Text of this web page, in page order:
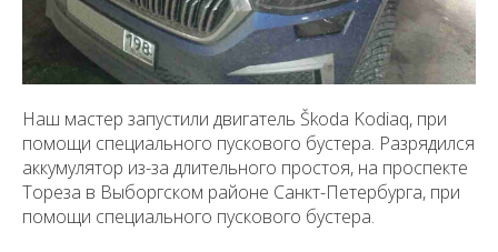
Наш мастер запустили двигатель Škoda Kodiaq, при
помощи специального пускового бустера. Разрядился
аккумулятор из-за длительного простоя, на проспекте
Тореза в Выборгском районе Санкт-Петербурга, при
помощи специального пускового бустера.